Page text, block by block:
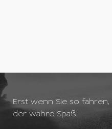
Erst wenn Sie so
der wahre Spaß.